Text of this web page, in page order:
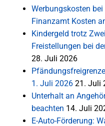
Werbungskosten
Finanzamt Kosten
Kindergeld trotz
Freistellungen bei
28. Juli 2026
1. Juli 2026 21. Juli
Unterhalt an
beachten 14. Juli
E-Auto-Förderung: